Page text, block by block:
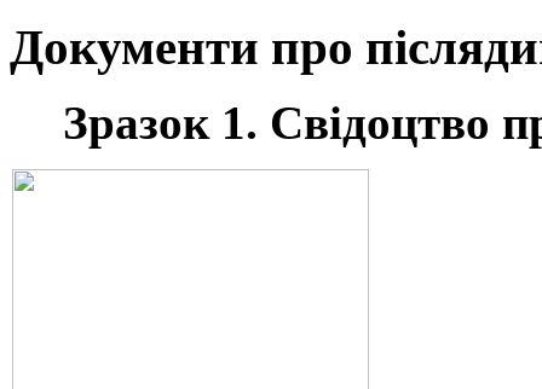
Документи про
Зразок 1. Свідоцтво